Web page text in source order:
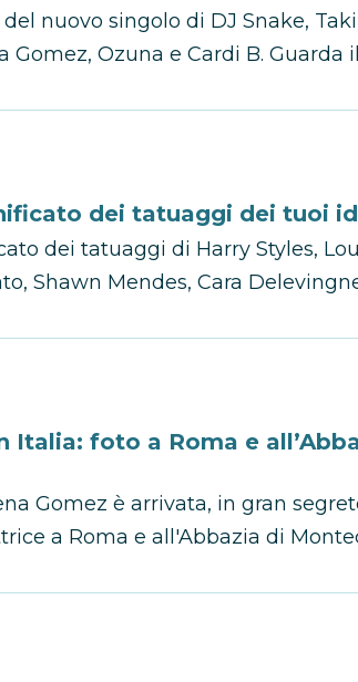
nuovo singolo di DJ Snake,
Gomez, Ozuna e Cardi B. Guarda
dei tatuaggi dei tuoi
dei tatuaggi di Harry Styles,
Shawn Mendes, Cara
Italia: foto a Roma e
Gomez è arrivata, in gran
a Roma e all'Abbazia di